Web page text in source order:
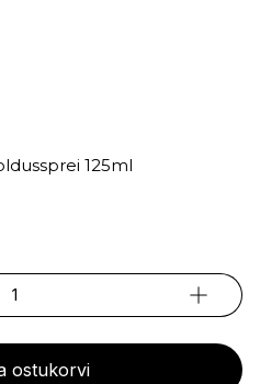
125ml
ostukorvi